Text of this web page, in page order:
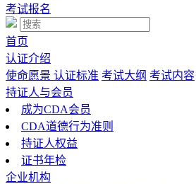
考试报名
首页
认证介绍
使命愿景 认证标准 考试大纲 考试内容
持证人与会员
成为CDA会员
CDA道德行为准则
持证人权益
证书年检
企业机构